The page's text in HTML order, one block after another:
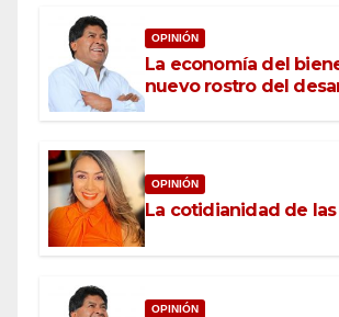
OPINIÓN
La economía del
nuevo rostro del
OPINIÓN
La cotidianidad de
OPINIÓN